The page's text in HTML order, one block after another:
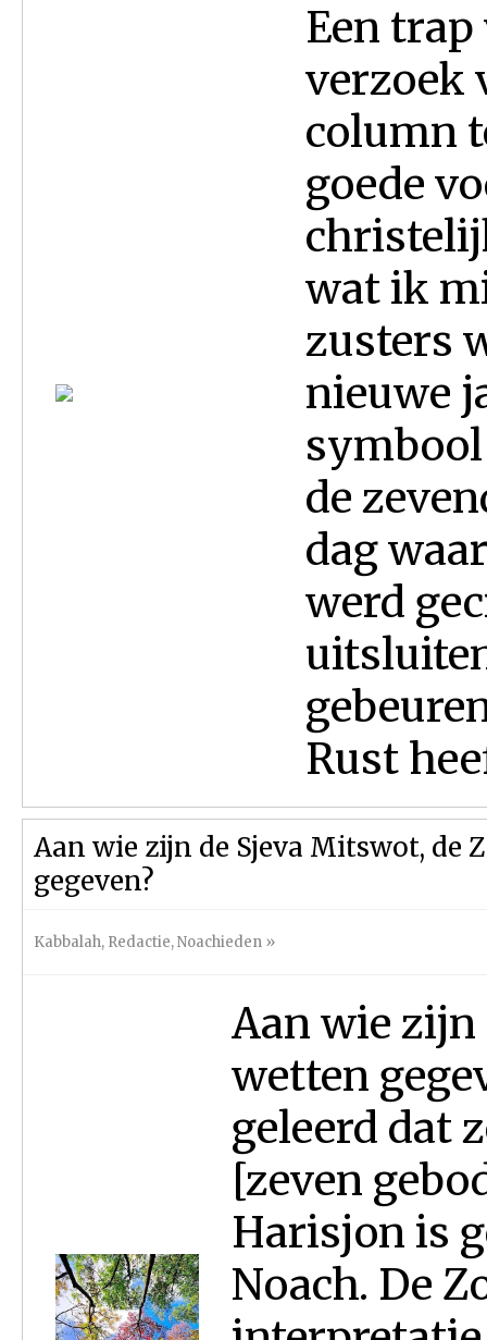
Een
verzoek
column
goede
wat ik
zusters
nieuwe
de
dag
werd
Rust
Aan wie zijn de Sjeva Mitswot, de
gegeven?
Kabbalah, Redactie,Noachieden »
Aan wie zijn
wetten
geleerd dat
[zeven
Harisjon is
Noach. De